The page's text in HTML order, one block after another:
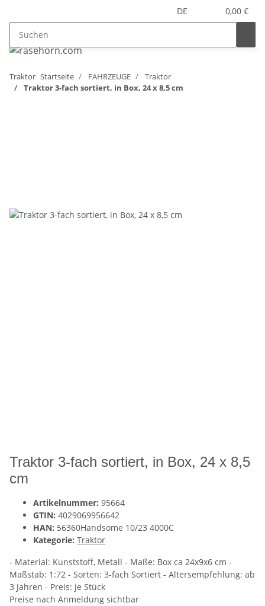
DE 0,00 €
Traktor Startseite FAHRZEUGE
Traktor
Traktor 3-fach sortiert, in Box, 24 x 8,5 cm
Traktor 3-fach sortiert, in Box, 24 x 8,5
cm
Artikelnummer: 95664
GTIN: 4029069956642
HAN: 56360Handsome 10/23 4000C
Kategorie: Traktor
- Material: Kunststoff, Metall - Maße: Box ca 24x9x6 cm -
Maßstab: 1:72 - Sorten: 3-fach Sortiert - Altersempfehlung: ab
3 Jahren - Preis: je Stück
Preise nach Anmeldung sichtbar